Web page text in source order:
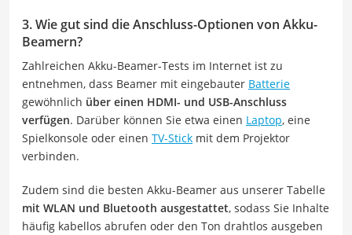
3. Wie gut sind die Anschluss-Optionen von Akku-
Beamern?
Zahlreichen Akku-Beamer-Tests im Internet ist zu
entnehmen, dass Beamer mit eingebauter Batterie
gewöhnlich über einen HDMI- und USB-Anschluss
verfügen. Darüber können Sie etwa einen Laptop, eine
Spielkonsole oder einen TV-Stick mit dem Projektor
verbinden.
Zudem sind die besten Akku-Beamer aus unserer Tabelle
mit WLAN und Bluetooth ausgestattet, sodass Sie Inhalte
häufig kabellos abrufen oder den Ton drahtlos ausgeben